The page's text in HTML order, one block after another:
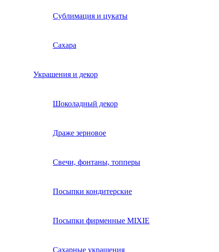
Сублимация и цукаты
Сахара
Украшения и декор
Шоколадный декор
Драже зерновое
Свечи, фонтаны, топперы
Посыпки кондитерские
Посыпки фирменные MIXIE
Сахарные украшения